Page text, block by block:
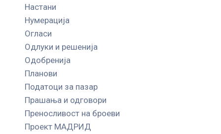
Настани
Нумерација
Огласи
Одлуки и решенија
Одобренија
Планови
Податоци за пазар
Прашања и одговори
Преносливост на броеви
Проект МАДРИД